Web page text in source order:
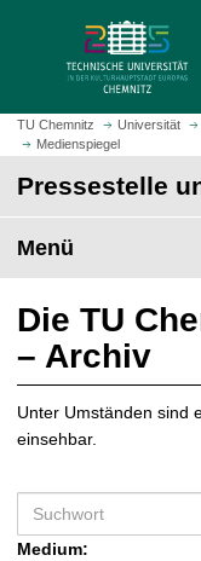
m
H
t
s
i
e
a
u
f
r
u
f
e
TU Chemnitz Universität
Medienspiegel
Pressestelle
Menü
Die TU
– Archiv
Unter Umständen sind
einsehbar.
u
Medium: